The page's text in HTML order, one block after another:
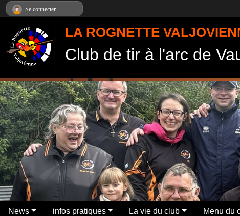
LA ROGNETTE
Club de tir à l'arc de
News infos pratiques La vie du club Menu du
Se connecter
Panneau de gestion des cookies